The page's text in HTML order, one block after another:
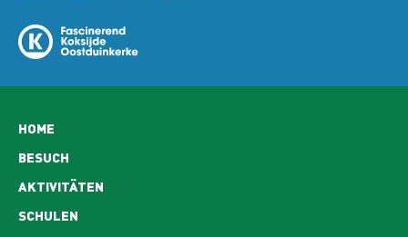
Hoofdnavigatie
HOME
BESUCH
AKTIVITÄTEN
SCHULEN